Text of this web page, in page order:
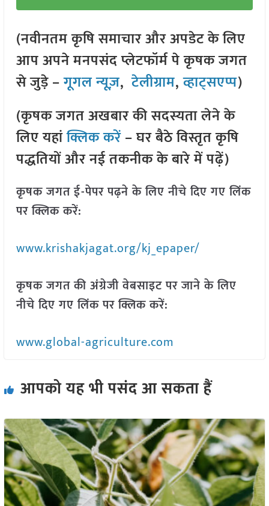
(नवीनतम कृषि समाचार और अपडेट के लिए
आप अपने मनपसंद प्लेटफॉर्म पे कृषक जगत
से जुड़े –गूगल न्यूज़,टेलीग्राम,व्हाट्सएप्प)
(कृषक जगत अखबार की सदस्यता लेने के
लिए यहांक्लिक करें– घर बैठे विस्तृत कृषि
पद्धतियों और नई तकनीक के बारे में पढ़ें)
कृषक जगत ई-पेपर पढ़ने के लिए नीचे दिए गए लिंक
पर क्लिक करें:
www.krishakjagat.org/kj_epaper/
कृषक जगत की अंग्रेजी वेबसाइट पर जाने के लिए
नीचे दिए गए लिंक पर क्लिक करें:
www.global-agriculture.com
आपको यह भी पसंद आ सकता हैं